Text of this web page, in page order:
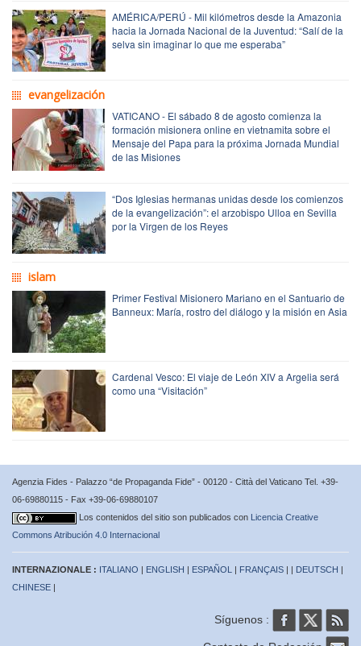
AMÉRICA/PERÚ - Mil kilómetros desde la Amazonia
hacia la Jornada Nacional de la Juventud: “Salí de la
selva sin imaginar lo que me esperaba”
evangelización
VATICANO - El sábado 8 de agosto comienza la
formación misionera online en vietnamita sobre el
Mensaje del Papa para la próxima Jornada Mundial
de las Misiones
“Dos Iglesias hermanas unidas desde los comienzos
de la evangelización”: el arzobispo Ulloa en Sevilla
por la Virgen de los Reyes
islam
Primer Festival Misionero Mariano en el Santuario de
Banneux: María, rostro del diálogo y la misión en Asia
Cardenal Vesco: El viaje de León XIV a Argelia será
como una “Visitación”
Agenzia Fides - Palazzo “de Propaganda Fide” - 00120 - Città del Vaticano Tel. +39-
06-69880115 - Fax +39-06-69880107
Los contenidos del sitio son publicados con Licencia Creative
Commons Atribución 4.0 Internacional
INTERNAZIONALE : ITALIANO | ENGLISH | ESPAÑOL | FRANÇAIS | | DEUTSCH |
CHINESE |
Síguenos :